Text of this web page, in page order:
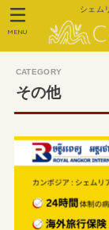
シェム
MENU
その他